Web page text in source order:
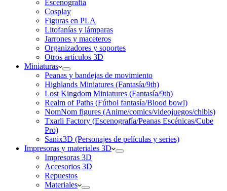
Escenografía
Cosplay
Figuras en PLA
Litofanías y lámparas
Jarrones y maceteros
Organizadores y soportes
Otros artículos 3D
Miniaturas
Peanas y bandejas de movimiento
Highlands Miniatures (Fantasía/9th)
Lost Kingdom Miniatures (Fantasía/9th)
Realm of Paths (Fútbol fantasía/Blood bowl)
NomNom figures (Anime/comics/videojuegos/chibis)
Txarli Factory (Escenografía/Peanas Escénicas/Cube
Pro)
Sanix3D (Personajes de películas y series)
Impresoras y materiales 3D
Impresoras 3D
Accesorios 3D
Repuestos
Materiales